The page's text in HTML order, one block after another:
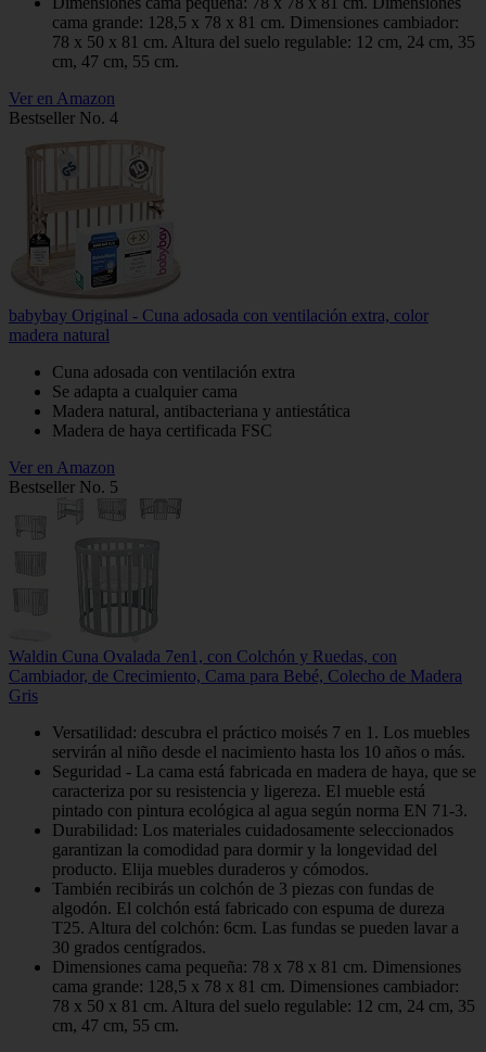
cama grande: 128,5 x 78 x 81 cm. Dimensiones cambiador:
78 x 50 x 81 cm. Altura del suelo regulable: 12 cm, 24 cm, 35
cm, 47 cm, 55 cm.
Ver en Amazon
Bestseller No. 4
babybay Original - Cuna adosada con ventilación extra, color
madera natural
Cuna adosada con ventilación extra
Se adapta a cualquier cama
Madera natural, antibacteriana y antiestática
Madera de haya certificada FSC
Ver en Amazon
Bestseller No. 5
Waldin Cuna Ovalada 7en1, con Colchón y Ruedas, con
Cambiador, de Crecimiento, Cama para Bebé, Colecho de Madera
Gris
Versatilidad: descubra el práctico moisés 7 en 1. Los muebles
servirán al niño desde el nacimiento hasta los 10 años o más.
Seguridad - La cama está fabricada en madera de haya, que se
caracteriza por su resistencia y ligereza. El mueble está
pintado con pintura ecológica al agua según norma EN 71-3.
Durabilidad: Los materiales cuidadosamente seleccionados
garantizan la comodidad para dormir y la longevidad del
producto. Elija muebles duraderos y cómodos.
También recibirás un colchón de 3 piezas con fundas de
algodón. El colchón está fabricado con espuma de dureza
T25. Altura del colchón: 6cm. Las fundas se pueden lavar a
30 grados centígrados.
Dimensiones cama pequeña: 78 x 78 x 81 cm. Dimensiones
cama grande: 128,5 x 78 x 81 cm. Dimensiones cambiador:
78 x 50 x 81 cm. Altura del suelo regulable: 12 cm, 24 cm, 35
cm, 47 cm, 55 cm.